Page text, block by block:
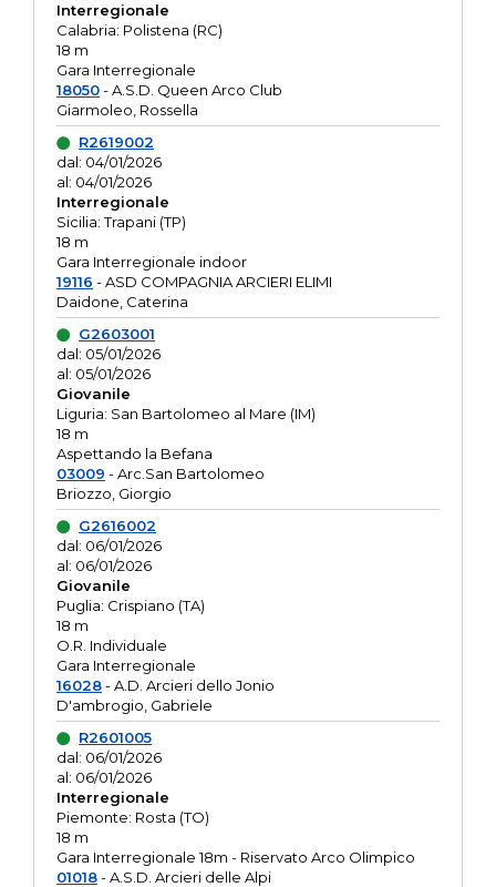
Interregionale
Calabria: Polistena (RC)
18 m
Gara Interregionale
18050- A.S.D. Queen Arco Club
Giarmoleo, Rossella
R2619002
dal: 04/01/2026
al: 04/01/2026
Interregionale
Sicilia: Trapani (TP)
18 m
Gara Interregionale indoor
19116 - ASD COMPAGNIA ARCIERI ELIMI
Daidone, Caterina
G2603001
dal: 05/01/2026
al: 05/01/2026
Giovanile
Liguria: San Bartolomeo al Mare (IM)
18 m
Aspettando la Befana
03009 - Arc.San Bartolomeo
Briozzo, Giorgio
G2616002
dal: 06/01/2026
al: 06/01/2026
Giovanile
Puglia: Crispiano (TA)
18 m
O.R. Individuale
Gara Interregionale
16028- A.D. Arcieri dello Jonio
D'ambrogio, Gabriele
R2601005
dal: 06/01/2026
al: 06/01/2026
Interregionale
Piemonte: Rosta (TO)
18 m
Gara Interregionale 18m - Riservato Arco Olimpico
01018- A.S.D. Arcieri delle Alpi